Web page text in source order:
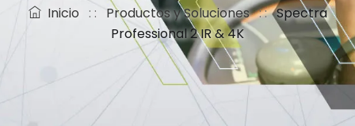
Inicio : : Productos y Soluciones: :Spectra
Professional 2 IR & 4K